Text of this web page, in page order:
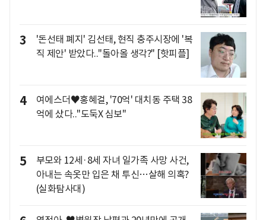
3
'돈선태 폐지' 김선태, 현직 충주시장에 '복
직 제안' 받았다.."돌아올 생각?" [핫피플]
4
여에스더♥홍혜걸, '70억' 대치동 주택 38
억에 샀다.."도둑X 심보"
5
부모와 12세·8세 자녀 일가족 사망 사건,
아내는 속옷만 입은 채 투신…살해 의혹?
(실화탐사대)